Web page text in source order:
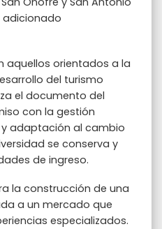
adicionado
aquellos orientados a la
del turismo
el documento del
con la gestión
adaptación al cambio
se conserva y
de ingreso.
la construcción de una
a un mercado que
especializados.